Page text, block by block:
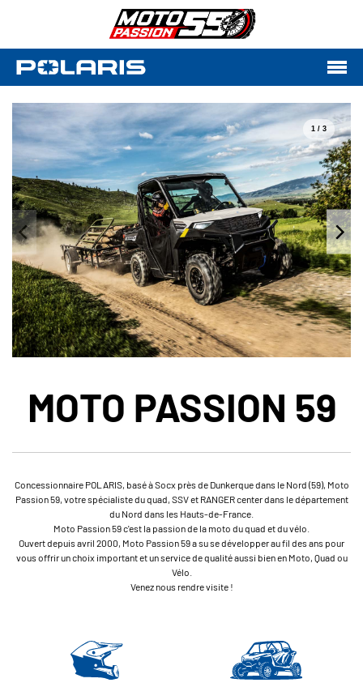
1 / 3
MOTO PASSION 59
Concessionnaire POLARIS, basé à Socx près de Dunkerque dans le Nord (59), Moto
Passion 59, votre spécialiste du quad, SSV et RANGER center dans le département
du Nord dans les Hauts-de-France.
Moto Passion 59 c'est la passion de la moto du quad et du vélo.
Ouvert depuis avril 2000, Moto Passion 59 a su se développer au fil des ans pour
vous offrir un choix important et un service de qualité aussi bien en Moto, Quad ou
Vélo.
Venez nous rendre visite !